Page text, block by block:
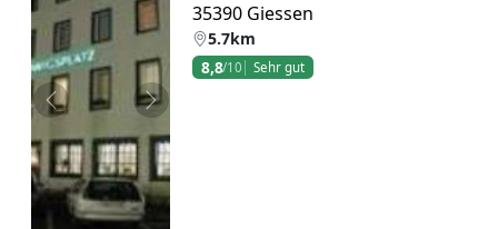
Zurück Weiter
35390 Giessen
5.7km
8,8/10 Sehr gut